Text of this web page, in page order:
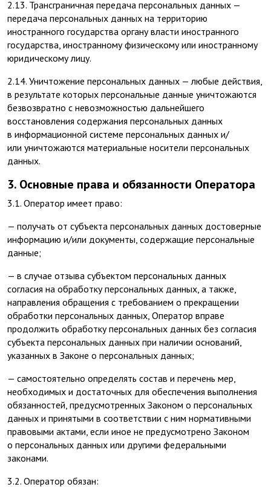
2.13. Трансграничная передача персональных данных —
передача персональных данных на территорию
иностранного государства органу власти иностранного
государства, иностранному физическому или иностранному
юридическому лицу.
2.14. Уничтожение персональных данных — любые действия,
в результате которых персональные данные уничтожаются
безвозвратно с невозможностью дальнейшего
восстановления содержания персональных данных
в информационной системе персональных данных и/
или уничтожаются материальные носители персональных
данных.
3. Основные права и обязанности Оператора
3.1. Оператор имеет право:
— получать от субъекта персональных данных достоверные
информацию и/или документы, содержащие персональные
данные;
— в случае отзыва субъектом персональных данных
согласия на обработку персональных данных, а также,
направления обращения с требованием о прекращении
обработки персональных данных, Оператор вправе
продолжить обработку персональных данных без согласия
субъекта персональных данных при наличии оснований,
указанных в Законе о персональных данных;
— самостоятельно определять состав и перечень мер,
необходимых и достаточных для обеспечения выполнения
обязанностей, предусмотренных Законом о персональных
данных и принятыми в соответствии с ним нормативными
правовыми актами, если иное не предусмотрено Законом
о персональных данных или другими федеральными
законами.
3.2. Оператор обязан: